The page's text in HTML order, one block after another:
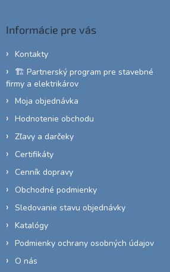
Informácie pre vás
Kontakty
🏗️ Partnerský program pre stavebné
firmy a elektrikárov
Moja objednávka
Hodnotenie obchodu
Zľavy a darčeky
Certifikáty
Cenník dopravy
Obchodné podmienky
Sledovanie stavu objednávky
Katalógy
Podmienky ochrany osobných údajov
O nás